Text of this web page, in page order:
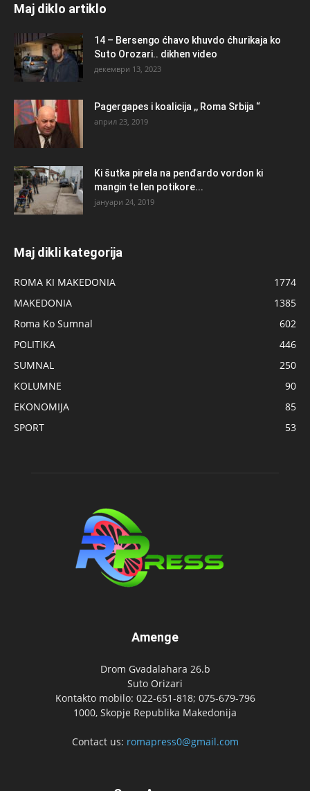
Maj diklo artiklo
14 – Bersengo ćhavo khuvdo ćhurikaja ko
Suto Orozari.. dikhen video
декември 13, 2023
Pagergapes i koalicija ,, Roma Srbija “
април 23, 2019
Ki šutka pirela na penđardo vordon ki
mangin te len potikore...
јануари 24, 2019
Maj dikli kategorija
ROMA KI MAKEDONIA
1774
MAKEDONIA
1385
Roma Ko Sumnal
602
POLITIKA
446
SUMNAL
250
KOLUMNE
90
EKONOMIJA
85
SPORT
53
Amenge
Drom Gvadalahara 26.b
Suto Orizari
Kontakto mobilo: 022-651-818; 075-679-796
1000, Skopje Republika Makedonija
Contact us: romapress0@gmail.com